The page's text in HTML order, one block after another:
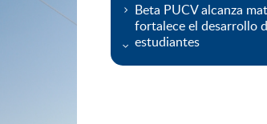
Beta PUCV alcanza
fortalece el desarrollo
estudiantes